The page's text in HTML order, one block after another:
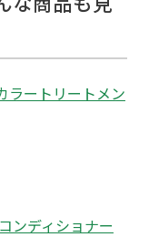
ラートリートメン
ンディショナー